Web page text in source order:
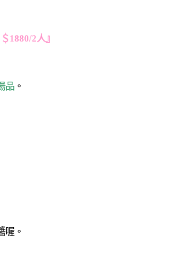
1880/2人』
品 。
喔。